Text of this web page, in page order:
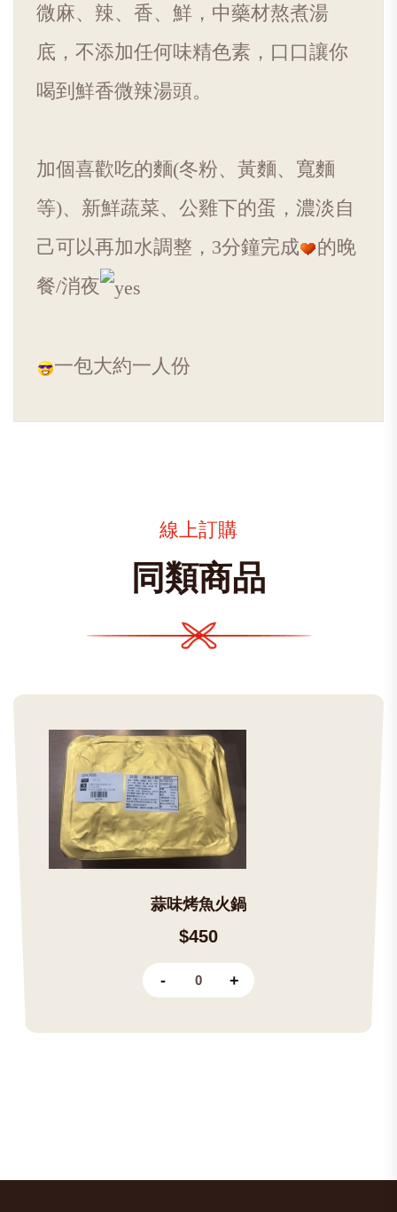
微麻、辣、香、鮮，中藥材熬煮湯
底，不添加任何味精色素，口口讓你
喝到鮮香微辣湯頭。
加個喜歡吃的麵(冬粉、黃麵、寬麵
等)、新鮮蔬菜、公雞下的蛋，濃淡自
己可以再加水調整，3分鐘完成
的晚
餐/消夜
一包大約一人份
線上訂購
同類商品
蒜味烤魚火鍋
$450
- +